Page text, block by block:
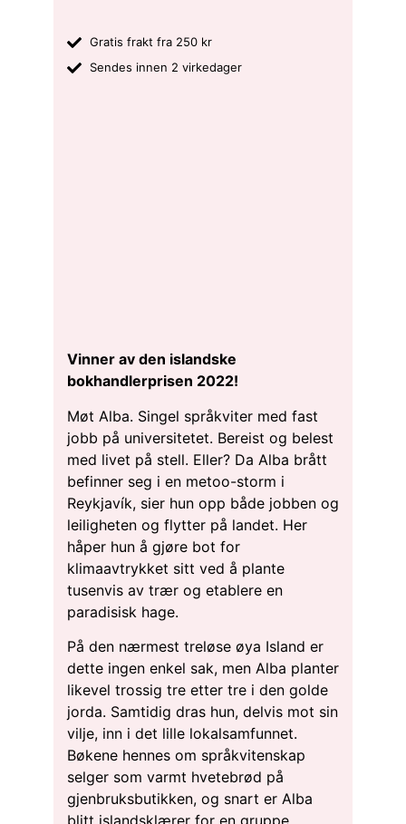
Gratis frakt fra 250 kr
Sendes innen 2 virkedager
Vinner av den islandske
bokhandlerprisen 2022!
Møt Alba. Singel språkviter med fast
jobb på universitetet. Bereist og belest
med livet på stell. Eller? Da Alba brått
befinner seg i en metoo-storm i
Reykjavík, sier hun opp både jobben og
leiligheten og flytter på landet. Her
håper hun å gjøre bot for
klimaavtrykket sitt ved å plante
tusenvis av trær og etablere en
paradisisk hage.
På den nærmest treløse øya Island er
dette ingen enkel sak, men Alba planter
likevel trossig tre etter tre i den golde
jorda. Samtidig dras hun, delvis mot sin
vilje, inn i det lille lokalsamfunnet.
Bøkene hennes om språkvitenskap
selger som varmt hvetebrød på
gjenbruksbutikken, og snart er Alba